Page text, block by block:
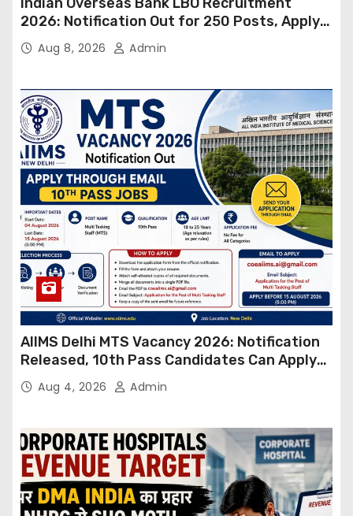
2026: Notification Out for 250 Posts, Apply
OnlineAug 8, 2026 Admin
AIIMS Delhi MTS Vacancy 2026: Notification
Released, 10th Pass Candidates Can Apply
Through Email
Aug 4, 2026 Admin